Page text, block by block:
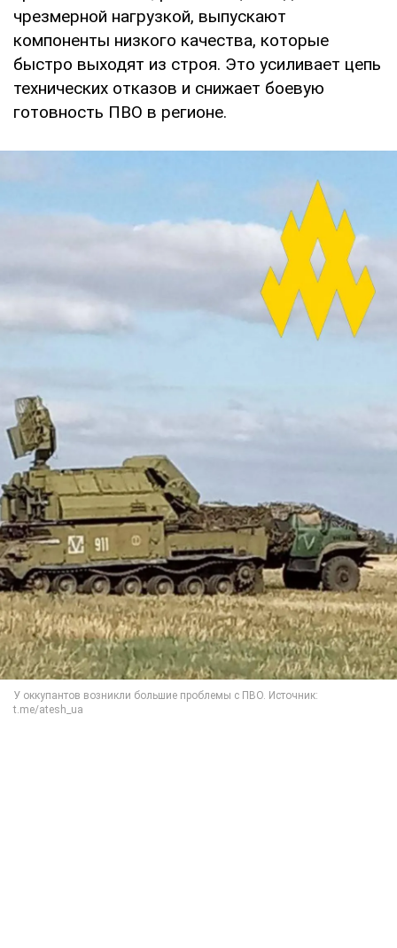
чрезмерной нагрузкой, выпускают
компоненты низкого качества, которые
быстро выходят из строя. Это усиливает цепь
технических отказов и снижает боевую
готовность ПВО в регионе.